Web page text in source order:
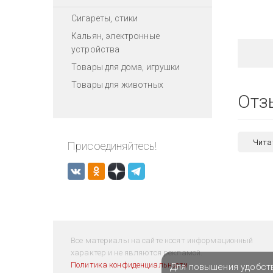
Сигареты, стики
Кальян, электронные
устройства
Товары для дома, игрушки
Товары для животных
Присоединяйтесь!
Все материалы на сайте носят информационный
характер и не являются рекламой.
Политика конфиденциальностиДля повышения